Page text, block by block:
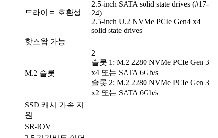
드라이브 호환성
2.5-inch SATA solid state drives (#17-
24)
2.5-inch U.2 NVMe PCIe Gen4 x4
solid state drives
핫스왑 가능
M.2 슬롯
2
슬롯 1: M.2 2280 NVMe PCIe Gen 3
x4 또는 SATA 6Gb/s
슬롯 2: M.2 2280 NVMe PCIe Gen 3
x2 또는 SATA 6Gb/s
SSD 캐시 가속 지
원
SR-IOV